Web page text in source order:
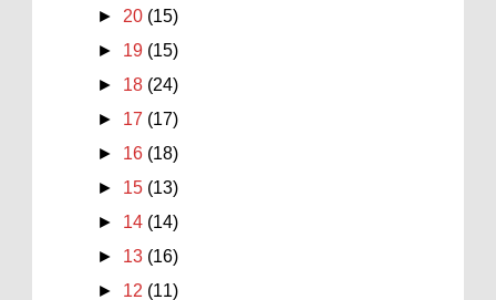
► 20 (15)
► 19 (15)
► 18 (24)
► 17 (17)
► 16 (18)
► 15 (13)
► 14 (14)
► 13 (16)
► 12 (11)